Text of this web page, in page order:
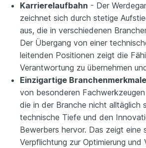
Karrierelaufbahn - Der
zeichnet sich durch stetige
aus, die in verschiedenen
Der Übergang von einer
leitenden Positionen zeigt die
Verantwortung zu übernehmen
Einzigartige Branchenmerkmale
von besonderen
die in der Branche nicht alltäglich
technische Tiefe und den
Bewerbers hervor. Das zeigt eine
Verpflichtung zur Optimierung und